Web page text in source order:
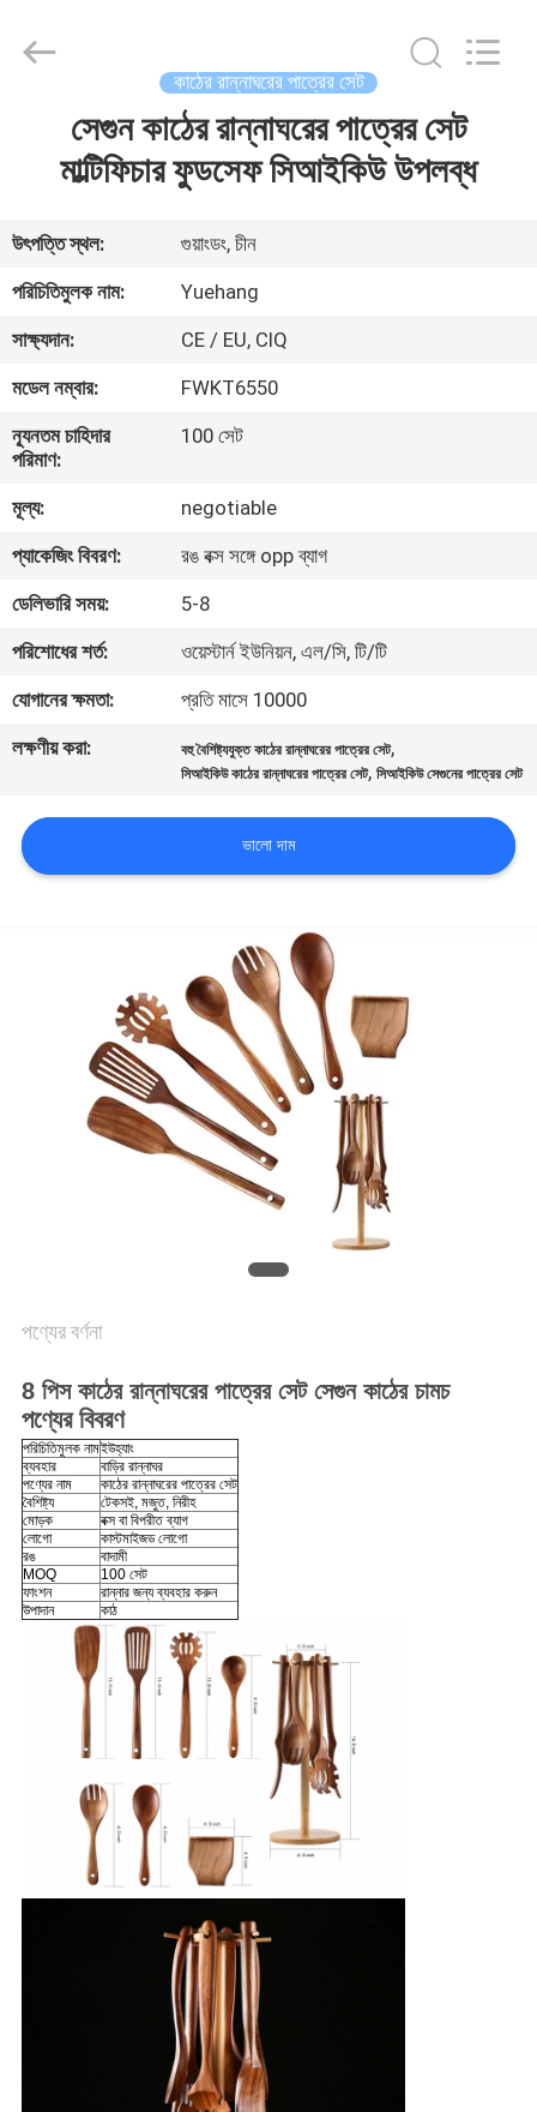
আমাদের
সম্পর্কে
কারখানা
ভ্রমণ
মান
নিয়ন্ত্রণ
যোগাযোগ
করুন
উদ্ধৃতির
আবেদন
PRIVACY
POLICY
Trading
Co.,Ltd..
কাঠের রান্নাঘরের পাত্রের সেট
সেগুন কাঠের রান্নাঘরের পাত্রের সেট
মাল্টিফিচার ফুডসেফ সিআইকিউ উপলব্ধ
উৎপত্তি স্থল:
গুয়াংডং, চীন
পরিচিতিমুলক নাম:
Yuehang
সাক্ষ্যদান:
CE / EU, CIQ
মডেল নম্বার:
FWKT6550
ন্যূনতম চাহিদার
পরিমাণ:
100 সেট
মূল্য:
negotiable
প্যাকেজিং বিবরণ:
রঙ বক্স সঙ্গে opp ব্যাগ
ডেলিভারি সময়:
5-8
পরিশোধের শর্ত:
ওয়েস্টার্ন ইউনিয়ন, এল/সি, টি/টি
যোগানের ক্ষমতা:
প্রতি মাসে 10000
লক্ষণীয় করা:
বহু বৈশিষ্ট্যযুক্ত কাঠের রান্নাঘরের পাত্রের সেট,
সিআইকিউ কাঠের রান্নাঘরের পাত্রের সেট,সিআইকিউ সেগুনের পাত্রের সেট
ভালো দাম
পণ্যের বর্ণনা
8 পিস কাঠের রান্নাঘরের পাত্রের সেট সেগুন কাঠের চামচ
পণ্যের বিবরণ
পরিচিতিমুলক নামইউহ্যাং
ব্যবহার
বাড়ির রান্নাঘর
পণ্যের নাম
কাঠের রান্নাঘরের পাত্রের সেট
বৈশিষ্ট্য
টেকসই, মজুত, নিরীহ
মোড়ক
বক্স বা বিপরীত ব্যাগ
লোগো
কাস্টমাইজড লোগো
রঙ
বাদামী
MOQ
100 সেট
ফাংশন
রান্নার জন্য ব্যবহার করুন
উপাদান
কাঠ